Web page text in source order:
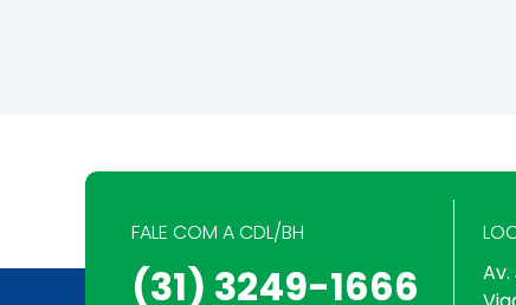
FALE COM A CDL/BH
(31) 3249-1666